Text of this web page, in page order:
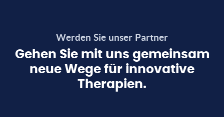
Werden Sie unser Partner
Gehen Sie mit uns gemeinsam
neue Wege für innovative
Therapien.